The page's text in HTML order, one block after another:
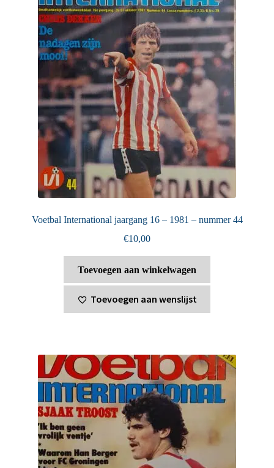
Voetbal International jaargang 16 – 1981 – nummer 44
€10,00
Toevoegen aan winkelwagen
Toevoegen aan wenslijst